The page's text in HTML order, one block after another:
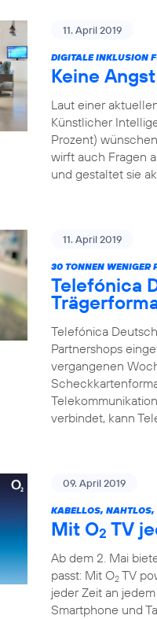
11. April 2019
DIGITALE INKLUSION
Keine
Laut einer
Künstlicher
Prozent)
wirft auch Fragen
und gestaltet sie
11. April 2019
30 TONNEN WENIGER
Telefónica
Telefónica
Partnershops
vergangenen
verbindet, kann
09. April 2019
KABELLOS, NAHTLOS,
Mit O2 TV
Ab dem 2. Mai
passt: Mit O2 TV
jeder Zeit an
Smartphone und